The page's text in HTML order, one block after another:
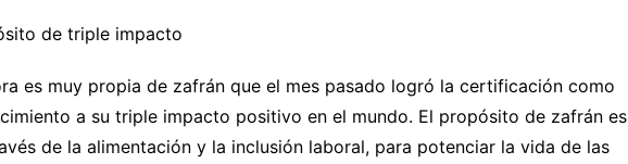
de triple impacto
es muy propia de zafrán que el mes pasado logró la certificación como
a su triple impacto positivo en el mundo. El propósito de zafrán es
de la alimentación y la inclusión laboral, para potenciar la vida de las